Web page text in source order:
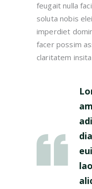
feugait nulla
soluta nobis
imperdiet
facer possim
claritatem